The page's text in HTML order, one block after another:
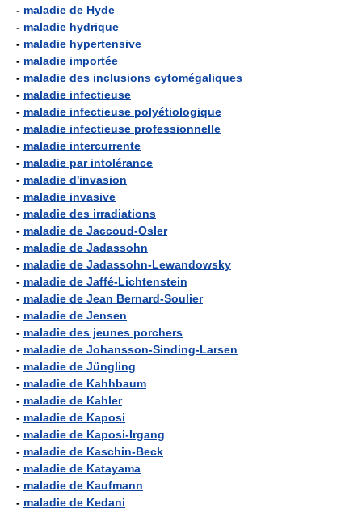
- maladie de Hyde
- maladie hydrique
- maladie hypertensive
- maladie importée
- maladie des inclusions cytomégaliques
- maladie infectieuse
- maladie infectieuse polyétiologique
- maladie infectieuse professionnelle
- maladie intercurrente
- maladie par intolérance
- maladie d'invasion
- maladie invasive
- maladie des irradiations
- maladie de Jaccoud-Osler
- maladie de Jadassohn
- maladie de Jadassohn-Lewandowsky
- maladie de Jaffé-Lichtenstein
- maladie de Jean Bernard-Soulier
- maladie de Jensen
- maladie des jeunes porchers
- maladie de Johansson-Sinding-Larsen
- maladie de Jüngling
- maladie de Kahhbaum
- maladie de Kahler
- maladie de Kaposi
- maladie de Kaposi-Irgang
- maladie de Kaschin-Beck
- maladie de Katayama
- maladie de Kaufmann
- maladie de Kedani